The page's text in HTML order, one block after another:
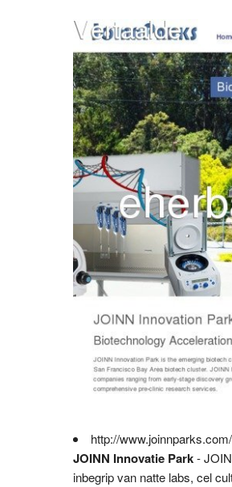
http://
JOINN Innovatie Park-
inbegrip van natte labs, cel